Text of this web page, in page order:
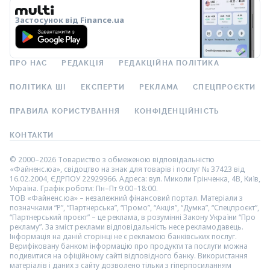
Застосунок від Finance.ua
ПРО НАС РЕДАКЦІЯ РЕДАКЦІЙНА ПОЛІТИКА
ПОЛІТИКА ШІ ЕКСПЕРТИ РЕКЛАМА СПЕЦПРОЄКТИ
ПРАВИЛА КОРИСТУВАННЯ КОНФІДЕНЦІЙНІСТЬ
КОНТАКТИ
© 2000–2026 Товариство з обмеженою відповідальністю
«Файненс.юа», свідоцтво на знак для товарів і послуг № 37423 від
16.02.2004, ЄДРПОУ 22929966. Адреса: вул. Миколи Грінченка, 4В, Київ,
Україна. Графік роботи: Пн–Пт 9:00–18:00.
ТОВ «Файненс.юа» – незалежний фінансовий портал. Матеріали з
позначками “Р”, “Партнерська”, “Промо”, “Акція”, “Думка”, “Спецпроєкт”,
“Партнерський проєкт” – це реклама, в розумінні Закону України “Про
рекламу”. За зміст реклами відповідальність несе рекламодавець.
Інформація на даній сторінці не є рекламою банківських послуг.
Верифіковану банком інформацію про продукти та послуги можна
подивитися на офіційному сайті відповідного банку. Використання
матеріалів і даних з сайту дозволено тільки з гіперпосиланням